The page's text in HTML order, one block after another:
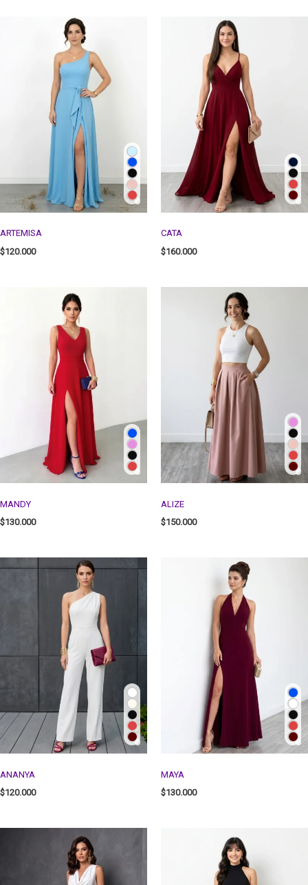
ARTEMISA
$120.000
CATA
$160.000
MANDY
$130.000
ALIZE
$150.000
ANANYA
$120.000
MAYA
$130.000